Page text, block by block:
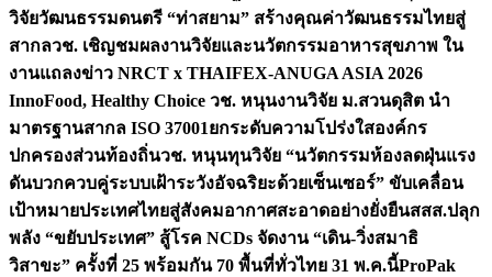
วิจัยวัฒนธรรมดนตรี “ท่าสยาม” สร้างคุณค่าวัฒนธรรมไทยสู่
สากลวช. เชิญชมผลงานวิจัยและนวัตกรรมอาหารสุขภาพ ใน
งานแถลงข่าว NRCT x THAIFEX-ANUGA ASIA 2026
InnoFood, Healthy Choice วช. หนุนงานวิจัย ม.สวนดุสิต นำ
มาตรฐานสากล ISO 37001ยกระดับความโปร่งใสองค์กร
ปกครองส่วนท้องถิ่นวช. หนุนทุนวิจัย “นวัตกรรมห้องลดฝุ่นแรง
ดันบวกควบคู่ระบบเฝ้าระวังอัจฉริยะด้วยเซ็นเซอร์” ขับเคลื่อน
เป้าหมายประเทศไทยสู่สังคมอากาศสะอาดอย่างยั่งยืนสสส.ปลุก
พลัง “ขยับประเทศ” สู้โรค NCDs จัดงาน “เดิน-วิ่งสมาธิ
วิสาขะ” ครั้งที่ 25 พร้อมกัน 70 พื้นที่ทั่วไทย 31 พ.ค.นี้ProPak